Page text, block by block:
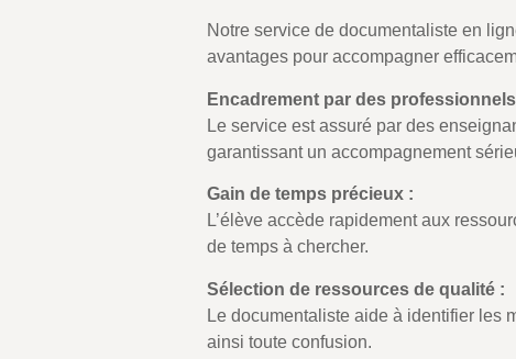
Notre service de documentaliste en
avantages pour accompagner
Encadrement par des
Le service est assuré par des
garantissant un accompagnement
Gain de temps précieux :
L’élève accède rapidement aux
de temps à chercher.
Sélection de ressources de qualité :
Le documentaliste aide à identifier les
ainsi toute confusion.